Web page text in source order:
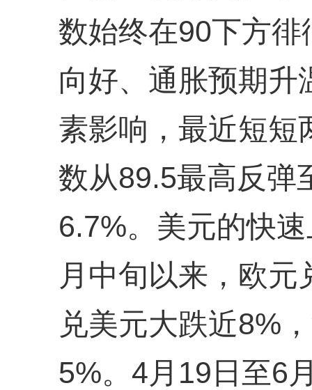
数始终在90下方
向好、通胀预期升
素影响，最近短短
数从89.5最高反弹
6.7%。美元的快
月中旬以来，欧
兑美元大跌近8%
5%。4月19日至6